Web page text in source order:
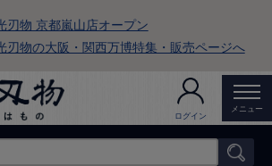
刃物 京都嵐山店オープン
刃物の大阪・関西万博特集・販売ページへ
ログイン
メニュー